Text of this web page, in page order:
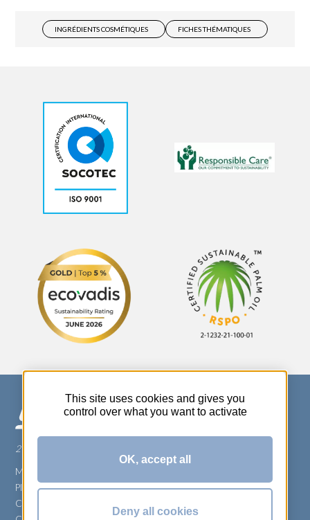
INGRÉDIENTS COSMÉTIQUES FICHES THÉMATIQUES
270 Rue Thérèse Planiol - 37310 TAUXIGNY
Mentions légales
Plan du site
Carrière
This site uses cookies and gives you
control over what you want to activate
OK, accept all
Deny all cookies